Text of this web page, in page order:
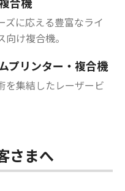
ズに応える豊富なライ
け複合機。
プリンター・複合機
を集結したレーザービ
さまへ